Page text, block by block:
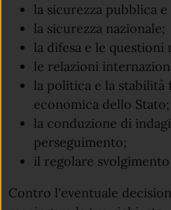
la sicurezza pubblica
la sicurezza nazionale;
la difesa e le questioni
le relazioni
la politica e la stabilità
economica dello Stato;
la conduzione di
perseguimento;
il regolare
Contro l'eventuale